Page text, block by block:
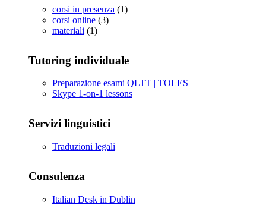
corsi in presenza (1)
corsi online (3)
materiali (1)
Tutoring individuale
Preparazione esami QLTT | TOLES
Skype 1-on-1 lessons
Servizi linguistici
Traduzioni legali
Consulenza
Italian Desk in Dublin